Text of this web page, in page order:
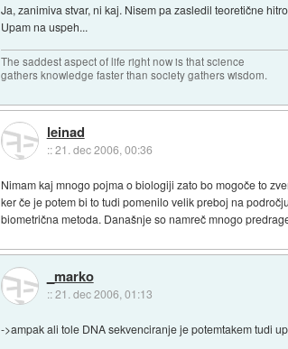
Ja, zanimiva stvar, ni kaj. Nisem pa zasledil teoretične
Upam na uspeh...
The saddest aspect of life right now is that science
gathers knowledge faster than society gathers wisdom.
leinad
::21. dec 2006, 00:36
Nimam kaj mnogo pojma o biologiji zato bo mogoče to
ker če je potem bi to tudi pomenilo velik preboj na
biometrična metoda. Današnje so namreč mnogo
_marko
::21. dec 2006, 01:13
->ampak ali tole DNA sekvenciranje je potemtakem tudi